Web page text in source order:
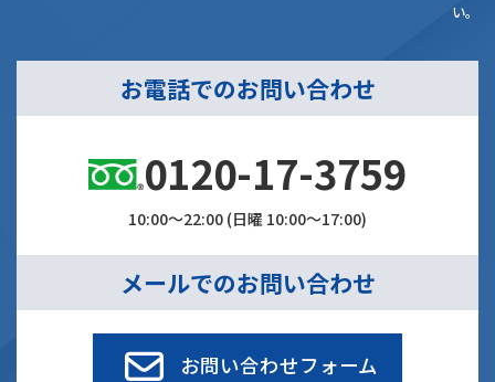
い。
お電話でのお問い合わせ
0120-17-3759
10:00～22:00 (日曜 10:00～17:00)
メールでのお問い合わせ
お問い合わせフォーム